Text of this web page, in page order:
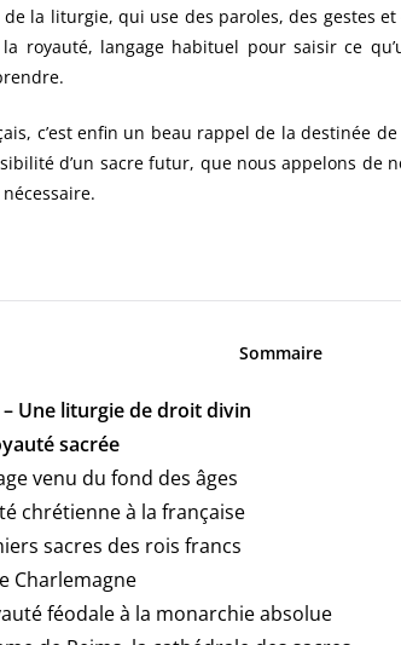
de la liturgie, qui use des paroles, des gestes
royauté, langage habituel pour saisir ce
c’est enfin un beau rappel de la destinée
d’un sacre futur, que nous appelons de
Sommaire
Une liturgie de droit divin
sacrée
venu du fond des âges
chrétienne à la française
sacres des rois francs
Charlemagne
féodale à la monarchie absolue